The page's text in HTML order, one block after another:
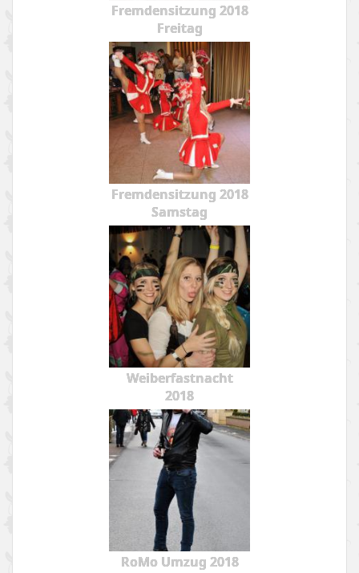
Fremdensitzung 2018
Freitag
Fremdensitzung 2018
Samstag
Weiberfastnacht
2018
RoMo Umzug 2018